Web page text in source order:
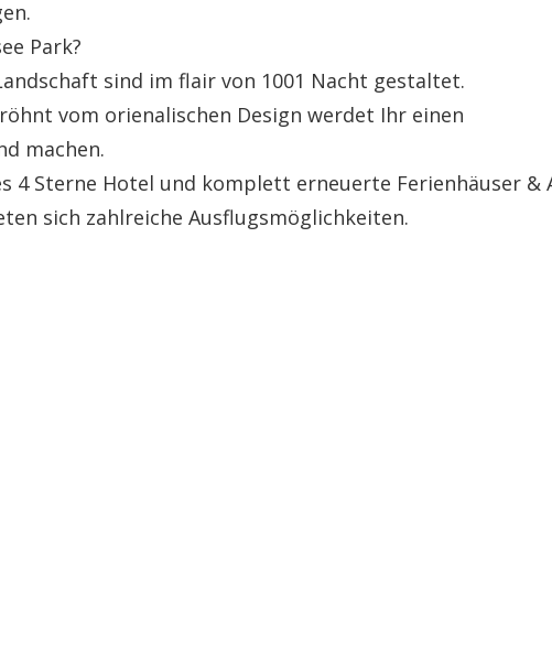
Park?
sind im flair von 1001 Nacht gestaltet.
vom orienalischen Design werdet Ihr einen
machen.
4 Sterne Hotel und komplett erneuerte Ferienhäuser &
sich zahlreiche Ausflugsmöglichkeiten.